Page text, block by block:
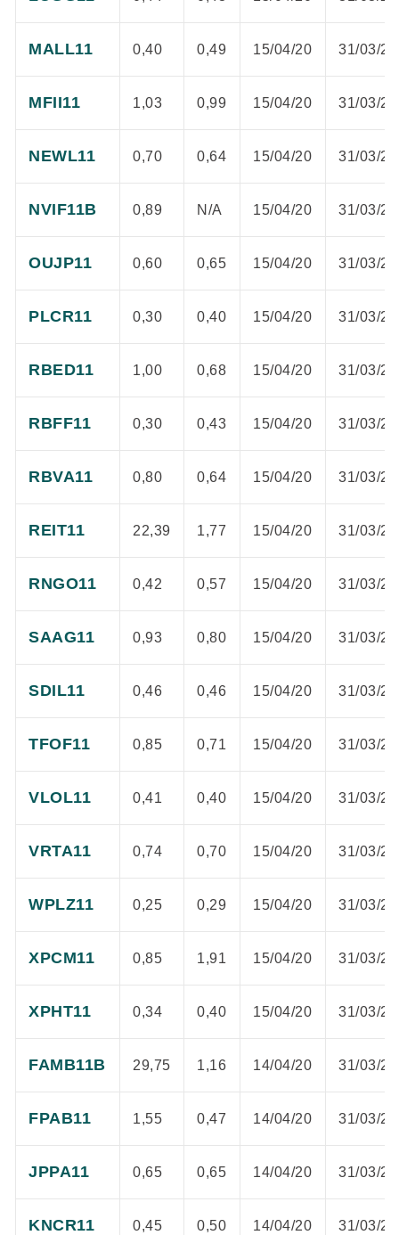
MALL11 0,40 0,49 15/04/20 31/03/20
MFII11 1,03 0,99 15/04/20 31/03/20
NEWL11 0,70 0,64 15/04/20 31/03/20
NVIF11B 0,89 N/A 15/04/20 31/03/20
OUJP11 0,60 0,65 15/04/20 31/03/20
PLCR11 0,30 0,40 15/04/20 31/03/20
RBED11 1,00 0,68 15/04/20 31/03/20
RBFF11 0,30 0,43 15/04/20 31/03/20
RBVA11 0,80 0,64 15/04/20 31/03/20
REIT11 22,39 1,77 15/04/20 31/03/20
RNGO11 0,42 0,57 15/04/20 31/03/20
SAAG11 0,93 0,80 15/04/20 31/03/20
SDIL11 0,46 0,46 15/04/20 31/03/20
TFOF11 0,85 0,71 15/04/20 31/03/20
VLOL11 0,41 0,40 15/04/20 31/03/20
VRTA11 0,74 0,70 15/04/20 31/03/20
WPLZ11 0,25 0,29 15/04/20 31/03/20
XPCM11 0,85 1,91 15/04/20 31/03/20
XPHT11 0,34 0,40 15/04/20 31/03/20
FAMB11B 29,75 1,16 14/04/20 31/03/20
FPAB11 1,55 0,47 14/04/20 31/03/20
JPPA11 0,65 0,65 14/04/20 31/03/20
KNCR11 0,45 0,50 14/04/20 31/03/20